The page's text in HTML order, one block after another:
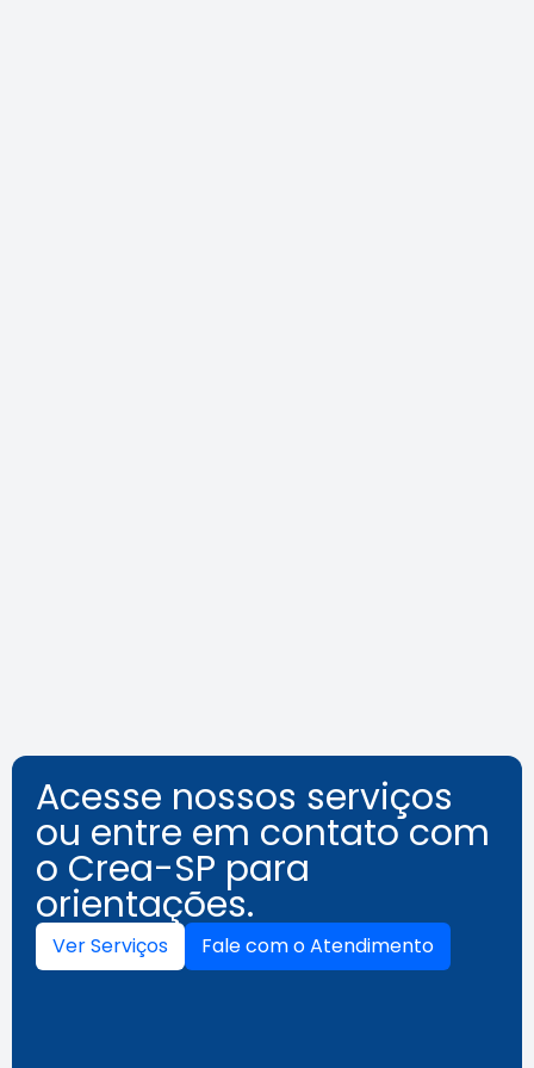
Acesse nossos serviços
ou entre em contato com
o Crea-SP para
orientações.
Ver Serviços Fale com o Atendimento